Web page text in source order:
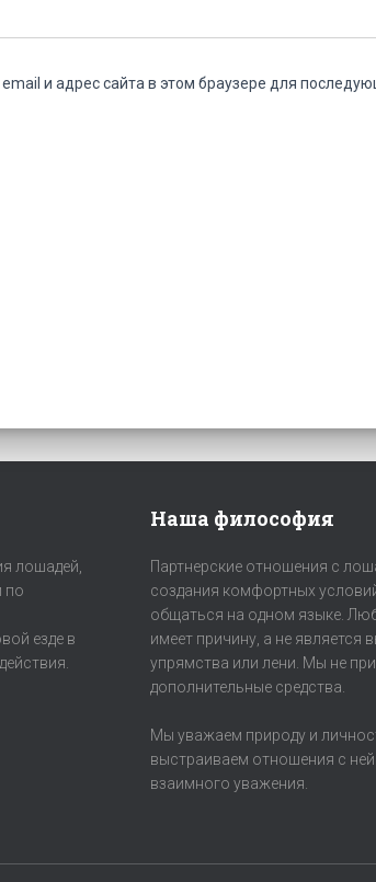
и адрес сайта в этом браузере для
лошадей,
по
езде в
Наша философия
Партнерские отношения с
создания комфортных
общаться на одном языке.
имеет причину, а не является
упрямства или лени. Мы не
дополнительные средства.
Мы уважаем природу и
выстраиваем отношения с
взаимного уважения.